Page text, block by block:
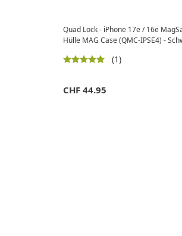
Quad Lock - iPhone 17e / 16e
Hülle MAG Case (QMC-IPSE4) -
(1)
CHF 44.95